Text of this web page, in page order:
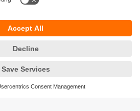
MVQ avec